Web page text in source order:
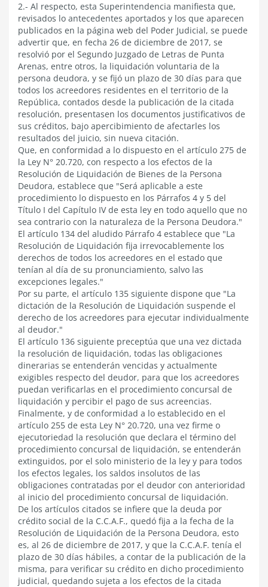
2.- Al respecto, esta Superintendencia manifiesta que,
revisados lo antecedentes aportados y los que aparecen
publicados en la página web del Poder Judicial, se puede
advertir que, en fecha 26 de diciembre de 2017, se
resolvió por el Segundo Juzgado de Letras de Punta
Arenas, entre otros, la liquidación voluntaria de la
persona deudora, y se fijó un plazo de 30 días para que
todos los acreedores residentes en el territorio de la
República, contados desde la publicación de la citada
resolución, presentasen los documentos justificativos de
sus créditos, bajo apercibimiento de afectarles los
resultados del juicio, sin nueva citación.
Que, en conformidad a lo dispuesto en el artículo 275 de
la Ley N° 20.720, con respecto a los efectos de la
Resolución de Liquidación de Bienes de la Persona
Deudora, establece que "Será aplicable a este
procedimiento lo dispuesto en los Párrafos 4 y 5 del
Título I del Capítulo IV de esta ley en todo aquello que no
sea contrario con la naturaleza de la Persona Deudora."
El artículo 134 del aludido Párrafo 4 establece que "La
Resolución de Liquidación fija irrevocablemente los
derechos de todos los acreedores en el estado que
tenían al día de su pronunciamiento, salvo las
excepciones legales."
Por su parte, el artículo 135 siguiente dispone que "La
dictación de la Resolución de Liquidación suspende el
derecho de los acreedores para ejecutar individualmente
al deudor."
El artículo 136 siguiente preceptúa que una vez dictada
la resolución de liquidación, todas las obligaciones
dinerarias se entenderán vencidas y actualmente
exigibles respecto del deudor, para que los acreedores
puedan verificarlas en el procedimiento concursal de
liquidación y percibir el pago de sus acreencias.
Finalmente, y de conformidad a lo establecido en el
artículo 255 de esta Ley N° 20.720, una vez firme o
ejecutoriedad la resolución que declara el término del
procedimiento concursal de liquidación, se entenderán
extinguidos, por el solo ministerio de la ley y para todos
los efectos legales, los saldos insolutos de las
obligaciones contratadas por el deudor con anterioridad
al inicio del procedimiento concursal de liquidación.
De los artículos citados se infiere que la deuda por
crédito social de la C.C.A.F., quedó fija a la fecha de la
Resolución de Liquidación de la Persona Deudora, esto
es, al 26 de diciembre de 2017, y que la C.C.A.F. tenía el
plazo de 30 días hábiles, a contar de la publicación de la
misma, para verificar su crédito en dicho procedimiento
judicial, quedando sujeta a los efectos de la citada